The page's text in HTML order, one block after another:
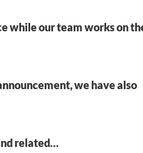
while our team works on
we have also
related…